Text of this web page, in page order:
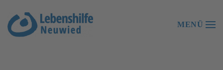
Zum Hauptinhalt springen MENÜ
der
Lebenshilfe
Neuwied